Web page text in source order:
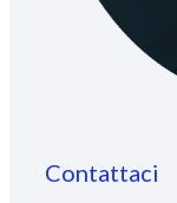
Contattaci